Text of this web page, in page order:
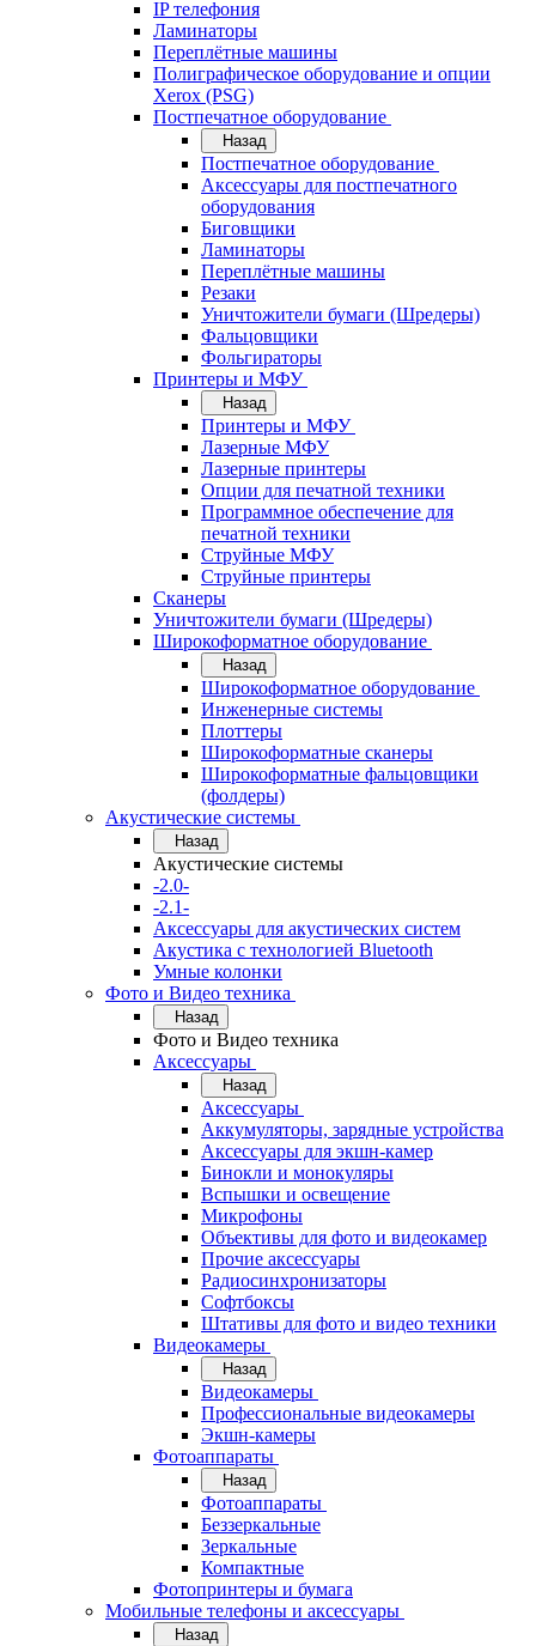
IP телефония
Ламинаторы
Переплётные машины
Полиграфическое оборудование и опции
Xerox (PSG)
Постпечатное оборудование
Назад
Постпечатное оборудование
Аксессуары для постпечатного
оборудования
Биговщики
Ламинаторы
Переплётные машины
Резаки
Уничтожители бумаги (Шредеры)
Фальцовщики
Фольгираторы
Принтеры и МФУ
Назад
Принтеры и МФУ
Лазерные МФУ
Лазерные принтеры
Опции для печатной техники
Программное обеспечение для
печатной техники
Струйные МФУ
Струйные принтеры
Сканеры
Уничтожители бумаги (Шредеры)
Широкоформатное оборудование
Назад
Широкоформатное оборудование
Инженерные системы
Плоттеры
Широкоформатные сканеры
Широкоформатные фальцовщики
(фолдеры)
Акустические системы
Назад
Акустические системы
-2.0-
-2.1-
Аксессуары для акустических систем
Акустика с технологией Bluetooth
Умные колонки
Фото и Видео техника
Назад
Фото и Видео техника
Аксессуары
Назад
Аксессуары
Аккумуляторы, зарядные устройства
Аксессуары для экшн-камер
Бинокли и монокуляры
Вспышки и освещение
Микрофоны
Объективы для фото и видеокамер
Прочие аксессуары
Радиосинхронизаторы
Софтбоксы
Штативы для фото и видео техники
Видеокамеры
Назад
Видеокамеры
Профессиональные видеокамеры
Экшн-камеры
Фотоаппараты
Назад
Фотоаппараты
Беззеркальные
Зеркальные
Компактные
Фотопринтеры и бумага
Мобильные телефоны и аксессуары
Назад